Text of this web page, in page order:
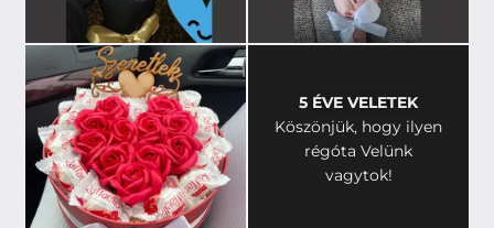
5 ÉVE VELETEK
Köszönjük, hogy ilyen
régóta Velünk
vagytok!